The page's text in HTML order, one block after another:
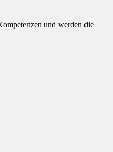
und werden die